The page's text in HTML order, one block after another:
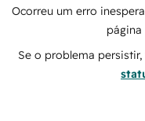
Ocorreu um erro
Se o problema